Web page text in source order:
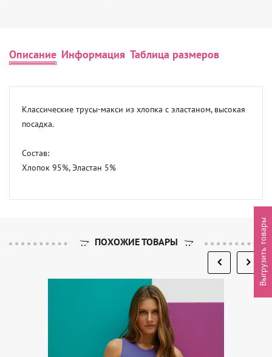
Описание Информация Таблица размеров
Классические трусы-макси из хлопка с эластаном, высокая
посадка.
Состав:
Хлопок 95%, Эластан 5%
ПОХОЖИЕ ТОВАРЫ Выгрузить товары